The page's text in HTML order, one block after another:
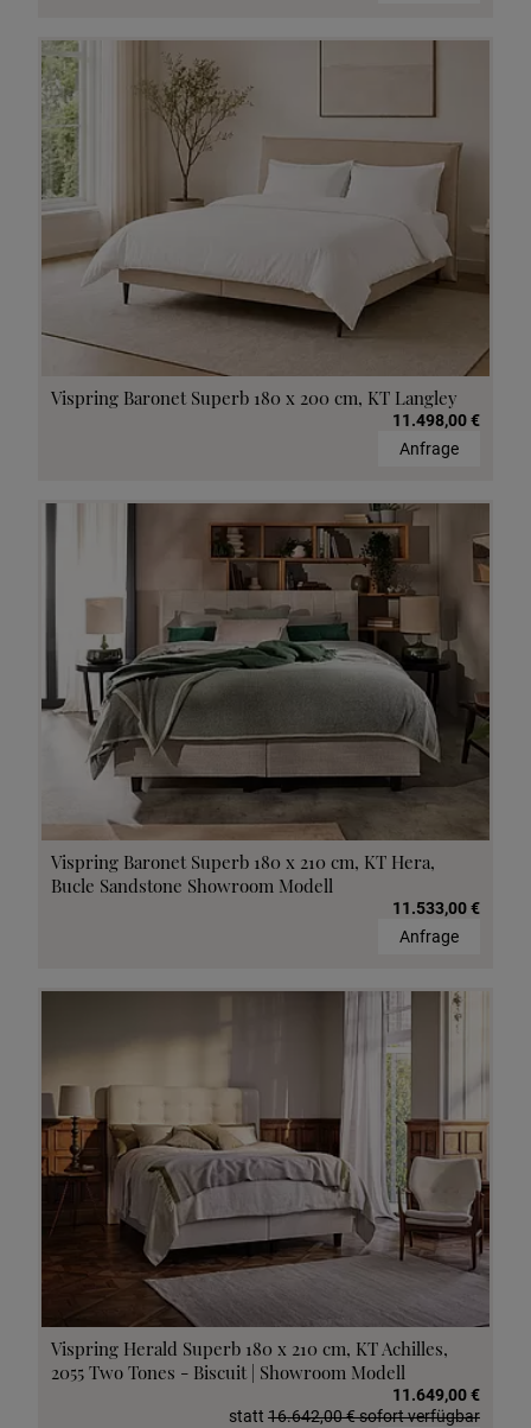
Vispring Baronet Superb 180 x 200 cm, KT Langley
11.498,00 €
Anfrage
Vispring Baronet Superb 180 x 210 cm, KT Hera,
Bucle Sandstone Showroom Modell
11.533,00 €
Anfrage
Vispring Herald Superb 180 x 210 cm, KT Achilles,
2055 Two Tones - Biscuit | Showroom Modell
11.649,00 €
statt 16.642,00 € sofort verfügbar